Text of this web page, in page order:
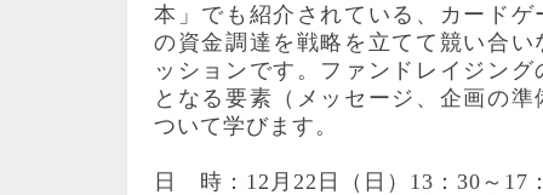
本」でも紹介されている、カード
の資金調達を戦略を立てて競い合
ッションです。ファンドレイジン
となる要素（メッセージ、企画の
ついて学びます。
日 時：12月22日（日）13：30～17